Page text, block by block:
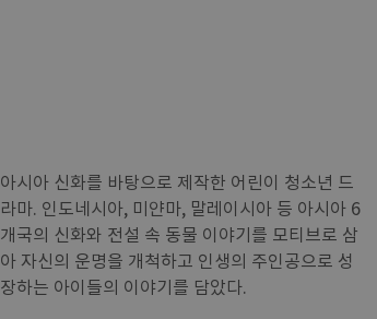
아시아 신화를 바탕으로 제작한 어린이 청소년 드
라마. 인도네시아, 미얀마, 말레이시아 등 아시아 6
개국의 신화와 전설 속 동물 이야기를 모티브로 삼
아 자신의 운명을 개척하고 인생의 주인공으로 성
장하는 아이들의 이야기를 담았다.